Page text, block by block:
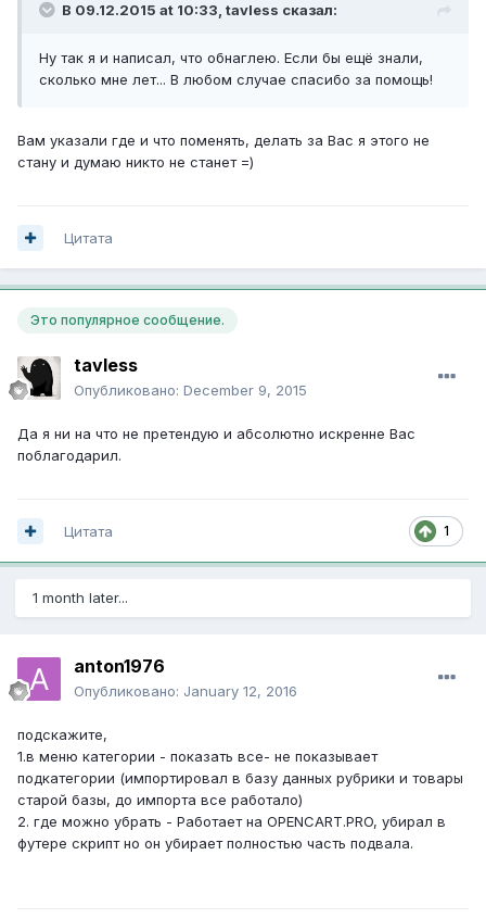
В 09.12.2015 at 10:33, tavless сказал:
Ну так я и написал, что обнаглею. Если бы ещё знали,
сколько мне лет... В любом случае спасибо за помощь!
Вам указали где и что поменять, делать за Вас я этого не
стану и думаю никто не станет =)
Цитата
Это популярное сообщение.
tavless
Опубликовано: December 9, 2015
Да я ни на что не претендую и абсолютно искренне Вас
поблагодарил.
1
Цитата
1 month later...
anton1976
Опубликовано: January 12, 2016
подскажите,
1.в меню категории - показать все- не показывает
подкатегории (импортировал в базу данных рубрики и товары
старой базы, до импорта все работало)
2. где можно убрать - Работает на OPENCART.PRO, убирал в
футере скрипт но он убирает полностью часть подвала.